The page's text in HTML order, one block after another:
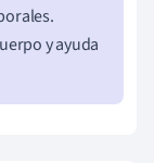
y ayuda